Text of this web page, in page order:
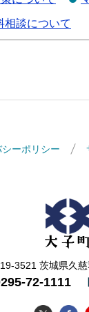
相談について
ーポリシー
3521 茨城県久
72-1111